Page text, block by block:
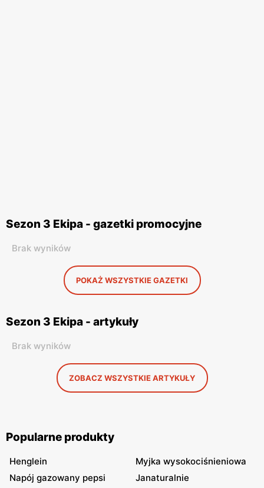
Sezon 3 Ekipa - gazetki promocyjne
Brak wyników
POKAŻ WSZYSTKIE GAZETKI
Sezon 3 Ekipa - artykuły
Brak wyników
ZOBACZ WSZYSTKIE ARTYKUŁY
Popularne produkty
Henglein
Myjka wysokociśnieniowa
Napój gazowany pepsi
Janaturalnie